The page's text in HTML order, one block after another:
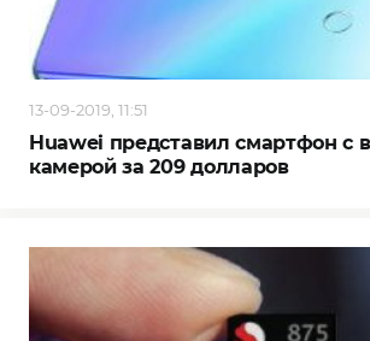
13-09-2019, 11:51
Huawei представил смартфон
камерой за 209 долларов